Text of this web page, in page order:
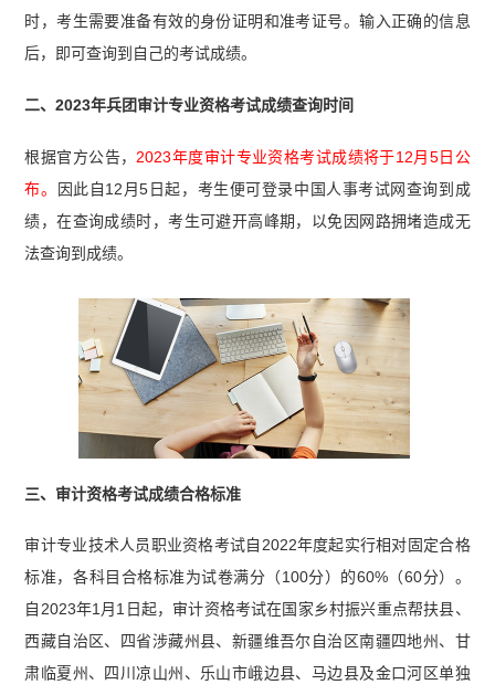
时，考生需要准备有效的身份证明和准考证号。输入正确的信息
后，即可查询到自己的考试成绩。
二、2023年兵团审计专业资格考试成绩查询时间
根据官方公告， 2023年度审计专业资格考试成绩将于12月5日公
布。
因此自12月5日起，考生便可登录中国人事考试网查询到成
绩，在查询成绩时，考生可避开高峰期，以免因网路拥堵造成无
法查询到成绩。
三、审计资格考试成绩合格标准
审计专业技术人员职业资格考试自2022年度起实行相对固定合格
标准，各科目合格标准为试卷满分（100分）的60%（60分）。
自2023年1月1日起，审计资格考试在国家乡村振兴重点帮扶县、
西藏自治区、四省涉藏州县、新疆维吾尔自治区南疆四地州、甘
肃临夏州、四川凉山州、乐山市峨边县、马边县及金口河区单独